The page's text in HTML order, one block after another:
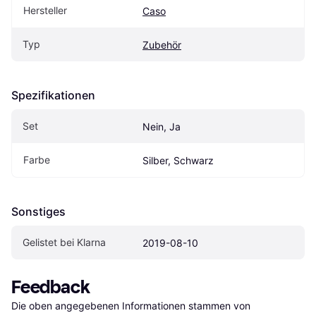
Hersteller Caso
Typ Zubehör
Spezifikationen
Set Nein, Ja
Farbe Silber, Schwarz
Sonstiges
Gelistet bei Klarna 2019-08-10
Feedback
Die oben angegebenen Informationen stammen von